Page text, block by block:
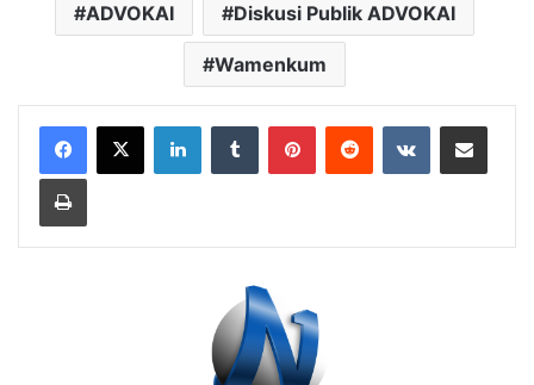
ADVOKAI Diskusi Publik ADVOKAI
Wamenkum
LinkedInTumblr PinterestReddit VKontakteBagikan Lewat Email
Cetak